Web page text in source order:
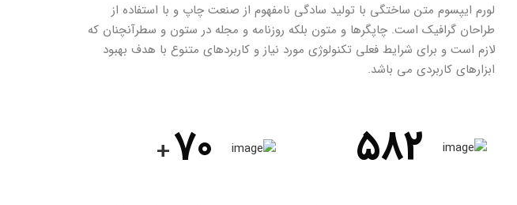
لورم ایپسوم متن ساختگی با تولید سادگی نامفهوم از صنعت چاپ و با استفاده از
طراحان گرافیک است. چاپگرها و متون بلکه روزنامه و مجله در ستون و سطرآنچنان که
لازم است و برای شرایط فعلی تکنولوژی مورد نیاز و کاربردهای متنوع با هدف بهبود
ابزارهای کاربردی می باشد.
582
70
+